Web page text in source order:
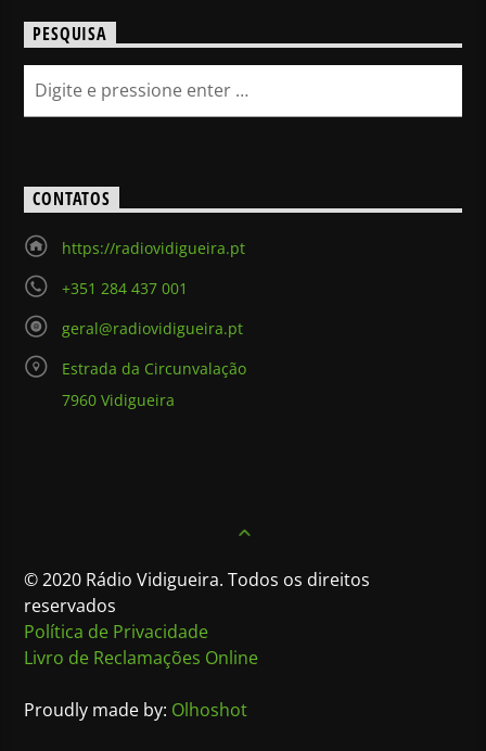
PESQUISA
CONTATOS
https://radiovidigueira.pt
+351 284 437 001
geral@radiovidigueira.pt
Estrada da Circunvalação
7960 Vidigueira
© 2020 Rádio Vidigueira. Todos os direitos
reservados
Política de Privacidade
Livro de Reclamações Online
Proudly made by: Olhoshot